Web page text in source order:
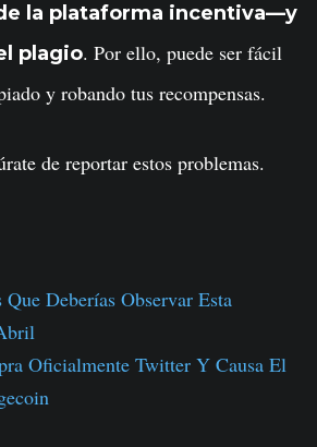
la plataforma incentiva—y
plagio. Por ello, puede ser fácil
y robando tus recompensas.
de reportar estos problemas.
Deberías Observar Esta
Oficialmente Twitter Y Causa El